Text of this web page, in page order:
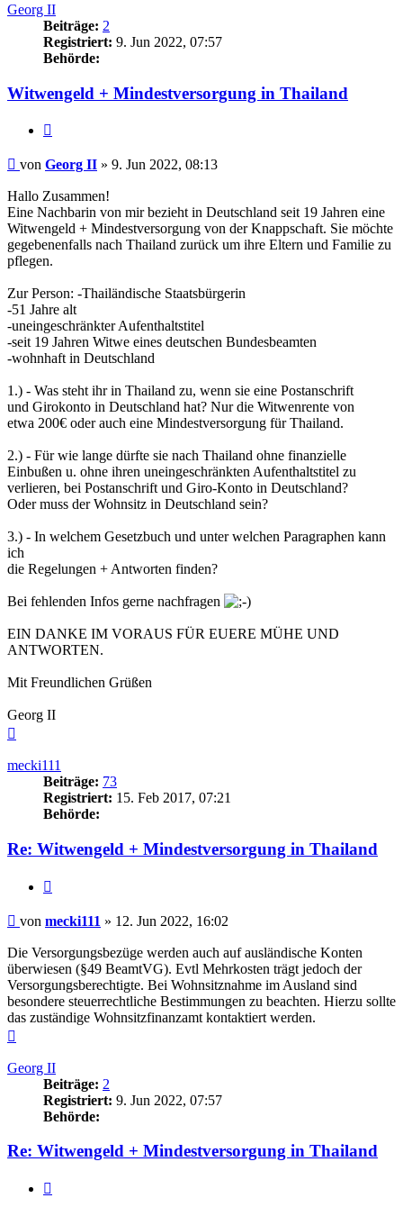
Georg II
Beiträge: 2
Registriert: 9. Jun 2022, 07:57
Behörde:
Witwengeld + Mindestversorgung in Thailand
Beitrag
von Georg II » 9. Jun 2022, 08:13
Hallo Zusammen!
Eine Nachbarin von mir bezieht in Deutschland seit 19 Jahren eine
Witwengeld + Mindestversorgung von der Knappschaft. Sie möchte
gegebenenfalls nach Thailand zurück um ihre Eltern und Familie zu
pflegen.
Zur Person: -Thailändische Staatsbürgerin
-51 Jahre alt
-uneingeschränkter Aufenthaltstitel
-seit 19 Jahren Witwe eines deutschen Bundesbeamten
-wohnhaft in Deutschland
1.) - Was steht ihr in Thailand zu, wenn sie eine Postanschrift
und Girokonto in Deutschland hat? Nur die Witwenrente von
etwa 200€ oder auch eine Mindestversorgung für Thailand.
2.) - Für wie lange dürfte sie nach Thailand ohne finanzielle
Einbußen u. ohne ihren uneingeschränkten Aufenthaltstitel zu
verlieren, bei Postanschrift und Giro-Konto in Deutschland?
Oder muss der Wohnsitz in Deutschland sein?
3.) - In welchem Gesetzbuch und unter welchen Paragraphen kann
ich
die Regelungen + Antworten finden?
Bei fehlenden Infos gerne nachfragen
EIN DANKE IM VORAUS FÜR EUERE MÜHE UND
ANTWORTEN.
Mit Freundlichen Grüßen
Georg II
mecki111
Beiträge: 73
Registriert: 15. Feb 2017, 07:21
Behörde:
Re: Witwengeld + Mindestversorgung in Thailand
Beitrag
von mecki111 » 12. Jun 2022, 16:02
Die Versorgungsbezüge werden auch auf ausländische Konten
überwiesen (§49 BeamtVG). Evtl Mehrkosten trägt jedoch der
Versorgungsberechtigte. Bei Wohnsitznahme im Ausland sind
besondere steuerrechtliche Bestimmungen zu beachten. Hierzu sollte
das zuständige Wohnsitzfinanzamt kontaktiert werden.
Georg II
Beiträge: 2
Registriert: 9. Jun 2022, 07:57
Behörde:
Re: Witwengeld + Mindestversorgung in Thailand